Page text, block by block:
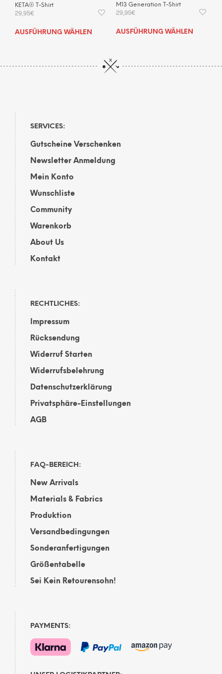
KETA® T-Shirt
29,95€
AUSFÜHRUNG WÄHLEN
Dieses
mehrere
Varianten
Produktseite
werden
M13 Generation T-Shirt
29,95€
AUSFÜHRUNG WÄHLEN
SERVICES:
Gutscheine Verschenken
Newsletter Anmeldung
Mein Konto
Wunschliste
Community
Warenkorb
About Us
Kontakt
RECHTLICHES:
Impressum
Rücksendung
Widerruf Starten
Widerrufsbelehrung
Datenschutzerklärung
Privatsphäre-Einstellungen
AGB
FAQ-BEREICH:
New Arrivals
Materials & Fabrics
Produktion
Versandbedingungen
Sonderanfertigungen
Größentabelle
Sei Kein Retourensohn!
PAYMENTS: